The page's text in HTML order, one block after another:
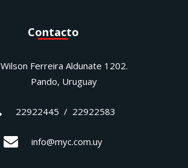
Contacto
Wilson Ferreira Aldunate 1202.
Pando, Uruguay
22922445 / 22922583
info@myc.com.uy